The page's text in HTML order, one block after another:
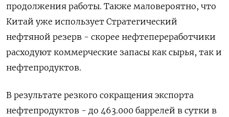
продолжения работы. Также маловероятно, что
Китай уже использует Стратегический
нефтяной резерв - скорее нефтепереработчики
расходуют коммерческие запасы как сырья, так и
нефтепродуктов.
В ​результате резкого сокращения экспорта
нефтепродуктов - до 463.000 баррелей в сутки в